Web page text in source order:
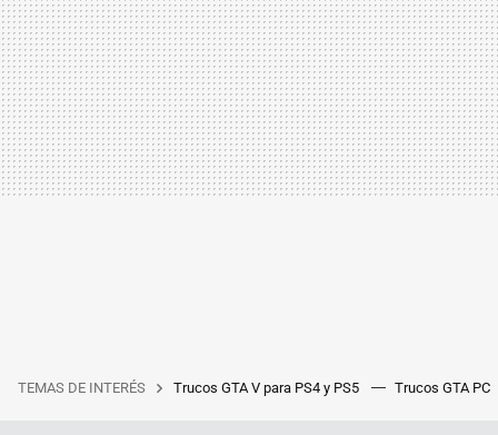
TEMAS DE INTERÉS Trucos GTA V para PS4 y PS5 Trucos GTA PC